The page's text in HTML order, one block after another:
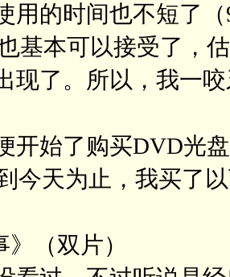
用的时间也不短了
基本可以接受了，
现了。所以，我一
开始了购买DVD光
今天为止，我买了
（双片）